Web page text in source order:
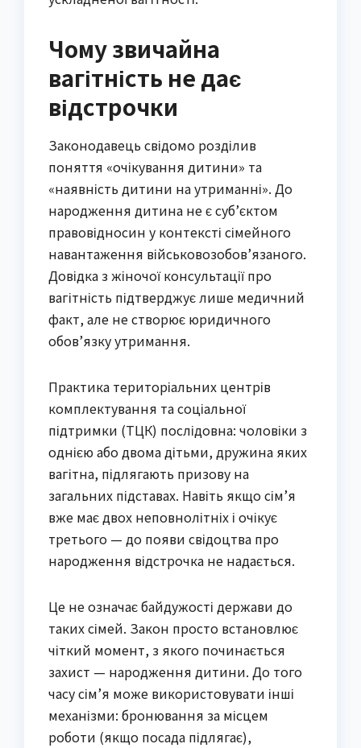
Чому звичайна
вагітність не дає
відстрочки
Законодавець свідомо розділив
поняття «очікування дитини» та
«наявність дитини на утриманні». До
народження дитина не є суб’єктом
правовідносин у контексті сімейного
навантаження військовозобов’язаного.
Довідка з жіночої консультації про
вагітність підтверджує лише медичний
факт, але не створює юридичного
обов’язку утримання.
Практика територіальних центрів
комплектування та соціальної
підтримки (ТЦК) послідовна: чоловіки з
однією або двома дітьми, дружина яких
вагітна, підлягають призову на
загальних підставах. Навіть якщо сім’я
вже має двох неповнолітніх і очікує
третього — до появи свідоцтва про
народження відстрочка не надається.
Це не означає байдужості держави до
таких сімей. Закон просто встановлює
чіткий момент, з якого починається
захист — народження дитини. До того
часу сім’я може використовувати інші
механізми: бронювання за місцем
роботи (якщо посада підлягає),